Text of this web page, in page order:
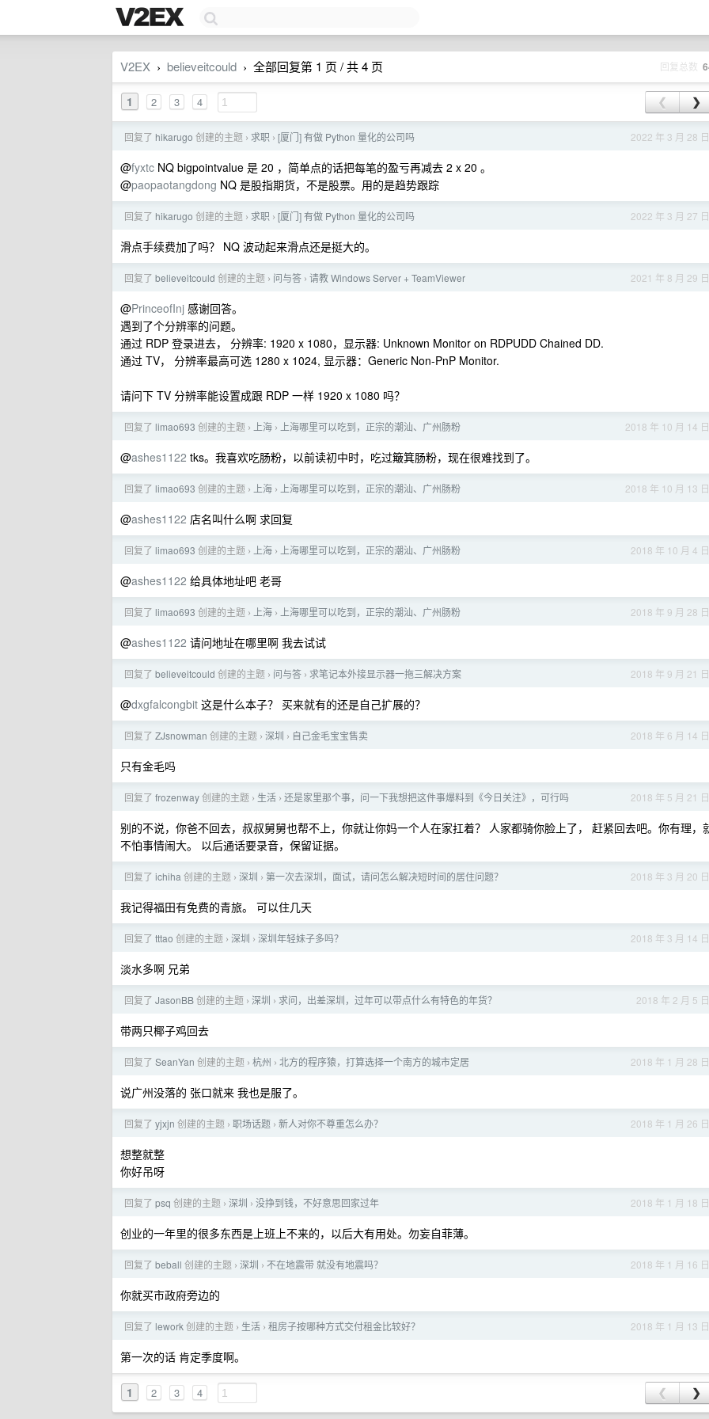
V2EX › believeitcould › 全部回复第 1 页 / 共 4 页 回复总数
1 2 3 4 ❮ ❯
2022 年 3 月 28 日
回复了 hikarugo 创建的主题 › 求职 › [厦门] 有做 Python 量化的公司吗
@fyxtc NQ bigpointvalue 是 20 ，简单点的话把每笔的盈亏再减去 2 x 20 。
@paopaotangdong NQ 是股指期货，不是股票。用的是趋势跟踪
2022 年 3 月 27 日
回复了 hikarugo 创建的主题 › 求职 › [厦门] 有做 Python 量化的公司吗
滑点手续费加了吗？ NQ 波动起来滑点还是挺大的。
2021 年 8 月 29 日
回复了 believeitcould 创建的主题 › 问与答 › 请教 Windows Server + TeamViewer
@PrinceofInj 感谢回答。
遇到了个分辨率的问题。
通过 RDP 登录进去， 分辨率: 1920 x 1080，显示器: Unknown Monitor on RDPUDD Chained DD.
通过 TV， 分辨率最高可选 1280 x 1024, 显示器：Generic Non-PnP Monitor.
请问下 TV 分辨率能设置成跟 RDP 一样 1920 x 1080 吗？
2018 年 10 月 14 日
回复了 limao693 创建的主题 › 上海 › 上海哪里可以吃到，正宗的潮汕、广州肠粉
@ashes1122 tks。我喜欢吃肠粉，以前读初中时，吃过簸箕肠粉，现在很难找到了。
2018 年 10 月 13 日
回复了 limao693 创建的主题 › 上海 › 上海哪里可以吃到，正宗的潮汕、广州肠粉
@ashes1122 店名叫什么啊 求回复
2018 年 10 月 4 日
回复了 limao693 创建的主题 › 上海 › 上海哪里可以吃到，正宗的潮汕、广州肠粉
@ashes1122 给具体地址吧 老哥
2018 年 9 月 28 日
回复了 limao693 创建的主题 › 上海 › 上海哪里可以吃到，正宗的潮汕、广州肠粉
@ashes1122 请问地址在哪里啊 我去试试
2018 年 9 月 21 日
回复了 believeitcould 创建的主题 › 问与答 › 求笔记本外接显示器一拖三解决方案
@dxgfalcongbit 这是什么本子？ 买来就有的还是自己扩展的？
2018 年 6 月 14 日
回复了 ZJsnowman 创建的主题 › 深圳 › 自己金毛宝宝售卖
只有金毛吗
2018 年 5 月 21 日
回复了 frozenway创建的主题 › 生活 › 还是家里那个事，问一下我想把这件事爆料到《今日关注》，可行吗
别的不说，你爸不回去，叔叔舅舅也帮不上，你就让你妈一个人在家扛着？ 人家都骑你脸上了， 赶紧回去吧。你有理，
不怕事情闹大。 以后通话要录音，保留证据。
2018 年 3 月 20 日
回复了 ichiha 创建的主题 › 深圳 › 第一次去深圳，面试，请问怎么解决短时间的居住问题？
我记得福田有免费的青旅。 可以住几天
2018 年 3 月 14 日
回复了 tttao 创建的主题 › 深圳 › 深圳年轻妹子多吗？
淡水多啊 兄弟
2018 年 2 月 5 日
回复了 JasonBB创建的主题 › 深圳 › 求问，出差深圳，过年可以带点什么有特色的年货？
带两只椰子鸡回去
2018 年 1 月 28 日
回复了 SeanYan 创建的主题 › 杭州 › 北方的程序猿，打算选择一个南方的城市定居
说广州没落的 张口就来 我也是服了。
2018 年 1 月 26 日
回复了 yjxjn 创建的主题 › 职场话题 › 新人对你不尊重怎么办？
想整就整
你好吊呀
2018 年 1 月 18 日
回复了 psq 创建的主题 › 深圳 › 没挣到钱，不好意思回家过年
创业的一年里的很多东西是上班上不来的，以后大有用处。勿妄自菲薄。
2018 年 1 月 16 日
回复了 beball 创建的主题 › 深圳 › 不在地震带 就没有地震吗？
你就买市政府旁边的
2018 年 1 月 13 日
回复了 lework创建的主题 › 生活 › 租房子按哪种方式交付租金比较好？
第一次的话 肯定季度啊。
1 2 3 4 ❮ ❯